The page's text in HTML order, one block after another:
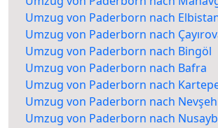
Umzug von Paderborn nach
Umzug von Paderborn nach
Umzug von Paderborn nach Bingöl
Umzug von Paderborn nach Bafra
Umzug von Paderborn nach
Umzug von Paderborn nach
Umzug von Paderborn nach